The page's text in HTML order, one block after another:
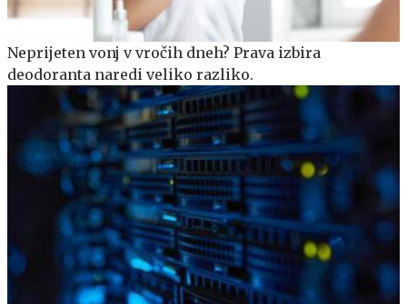
Neprijeten vonj v vročih dneh? Prava izbira
deodoranta naredi veliko razliko.